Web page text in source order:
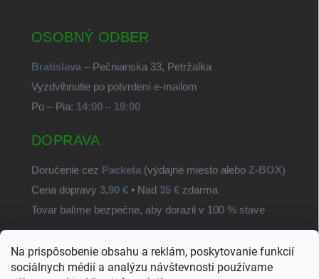
Na prispôsobenie obsahu a reklám, poskytovanie funkcií
sociálnych médií a analýzu návštevnosti používame
OSOBNÝ ODBER
Bratislava – Pečnianska 33, Petržalka
Vyzdvihnutie po potvrdení e-mailom
Po – Pia: 14:00 – 19:00
DOPRAVA
Doručenie cez Packeta (výdajné miesto alebo Z-BOX)
Cena dopravy 3,90 € • Nad 35 € zdarma
Tovar balíme bezpečne, aby dorazil v 100 % stave
SvetSúčiastok.sk